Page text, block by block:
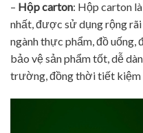
– Hộp carton: Hộp carton
nhất, được sử dụng rộng
ngành thực phẩm, đồ uống,
bảo vệ sản phẩm tốt, dễ
trường, đồng thời tiết kiệm